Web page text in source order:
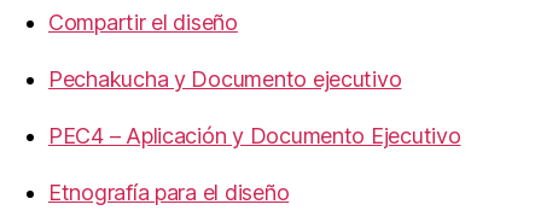
Compartir el diseño
Pechakucha y Documento ejecutivo
PEC4 – Aplicación y Documento Ejecutivo
Etnografía para el diseño